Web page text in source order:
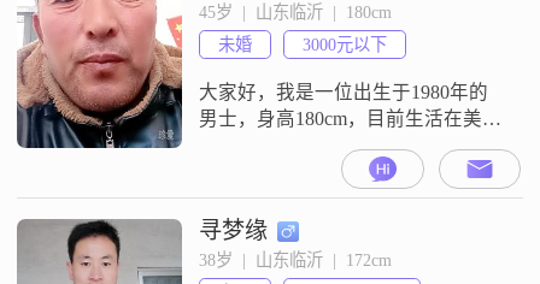
45岁  |  山东临沂  |  180cm
未婚
3000元以下
大家好，我是一位出生于1980年的
男士，身高180cm，目前生活在美丽
的临沂##3002##我的学历是中专，
现在从事着一份稳定的工作，虽然
月收入在3000元以下，但我知足常
乐，觉得生活最重要的是过得开心
舒适##3002##我性格耐心包容，随
和易相处##3002##在我看来，人与
寻梦缘
38岁  |  山东临沂  |  172cm